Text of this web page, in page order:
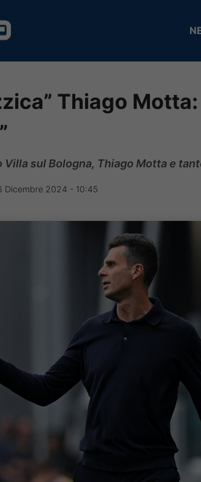
Thiago
Villa sul Bologna, Thiago Motta e
Dicembre 2024 - 10:45